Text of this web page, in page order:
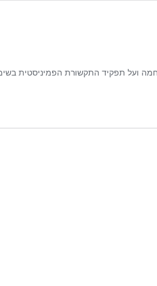
ועל תפקיד התקשורת הפמיניסטית